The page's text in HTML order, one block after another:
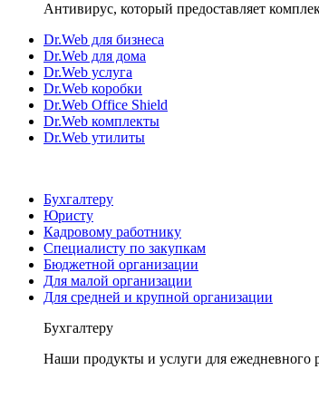
Антивирус, который предоставляет
Dr.Web для бизнеса
Dr.Web для дома
Dr.Web услуга
Dr.Web коробки
Dr.Web Office Shield
Dr.Web комплекты
Dr.Web утилиты
Бухгалтеру
Юристу
Кадровому работнику
Специалисту по закупкам
Бюджетной организации
Для малой организации
Для средней и крупной организации
Бухгалтеру
Наши продукты и услуги для ежедневного